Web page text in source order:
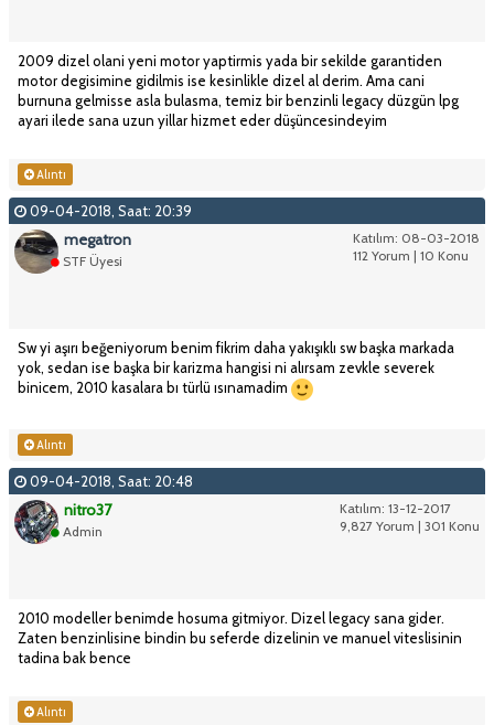
2009 dizel olani yeni motor yaptirmis yada bir sekilde garantiden
motor degisimine gidilmis ise kesinlikle dizel al derim. Ama cani
burnuna gelmisse asla bulasma, temiz bir benzinli legacy düzgün lpg
ayari ilede sana uzun yillar hizmet eder düşüncesindeyim
Alıntı
09-04-2018, Saat: 20:39
Katılım: 08-03-2018
112 Yorum | 10 Konu
megatron
STF Üyesi
Sw yi aşırı beğeniyorum benim fikrim daha yakışıklı sw başka markada
yok, sedan ise başka bir karizma hangisi ni alırsam zevkle severek
binicem, 2010 kasalara bı türlü ısınamadim
Alıntı
09-04-2018, Saat: 20:48
Katılım: 13-12-2017
9,827 Yorum | 301 Konu
nitro37
Admin
2010 modeller benimde hosuma gitmiyor. Dizel legacy sana gider.
Zaten benzinlisine bindin bu seferde dizelinin ve manuel viteslisinin
tadina bak bence
Alıntı